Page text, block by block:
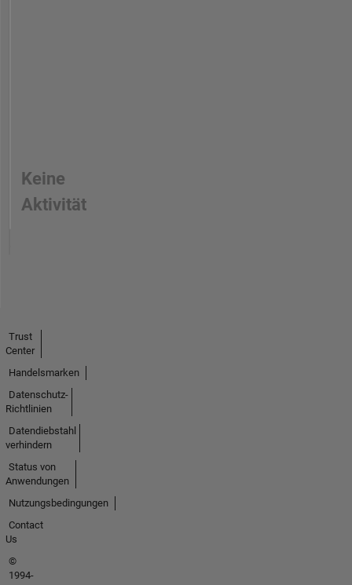
Keine
Aktivität
Trust
Center
Handelsmarken
Datenschutz-
Richtlinien
Datendiebstahl
verhindern
Status von
Anwendungen
Nutzungsbedingungen
Contact
Us
©
1994-